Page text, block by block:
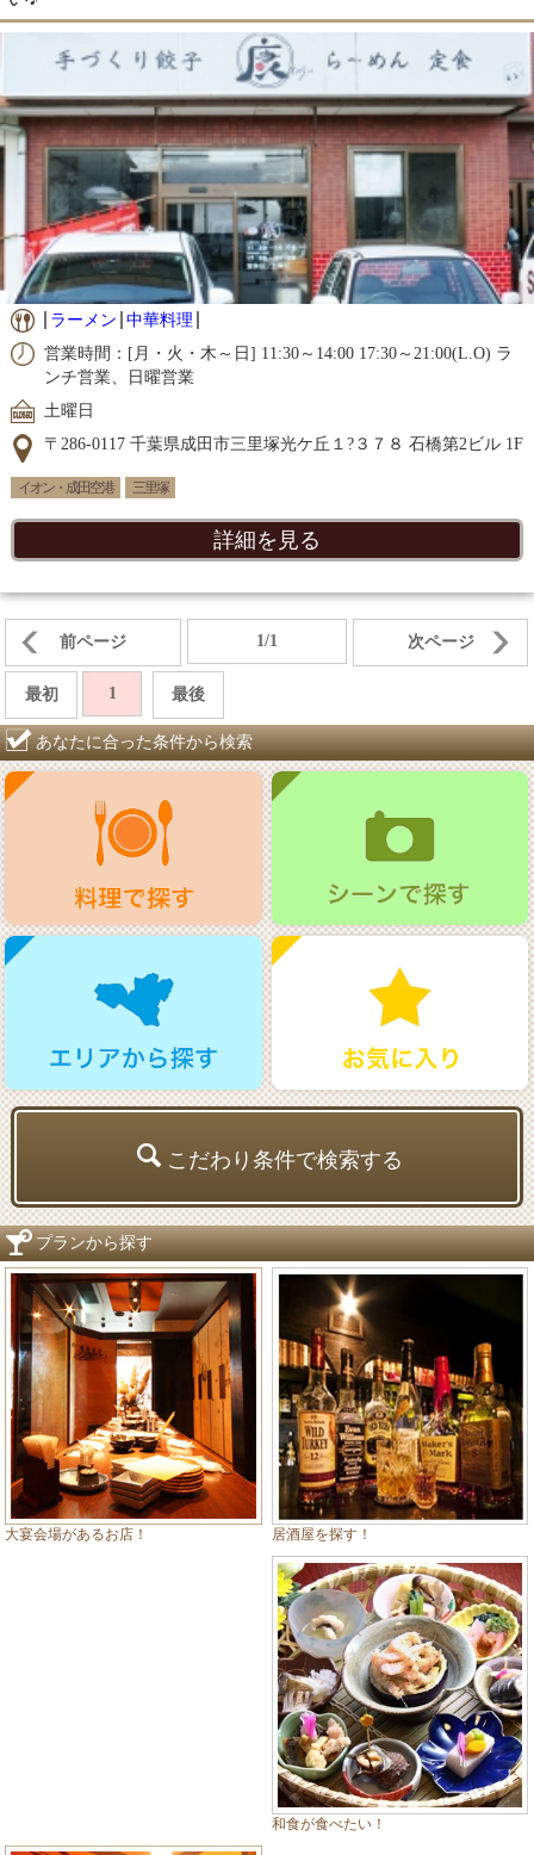
ラーメン 中華料理
営業時間：[月・火・木～日] 11:30～14:00 17:30～21:00(L.O) ラ
ンチ営業、日曜営業
土曜日
〒286-0117 千葉県成田市三里塚光ケ丘１?３７８ 石橋第2ビル 1F
イオン・成田空港 三里塚
詳細を見る
前ページ 1/1 次ページ
最初 1 最後
あなたに合った条件から検索
こだわり条件で検索する
プランから探す
大宴会場があるお店！ 居酒屋を探す！
和食が食べたい！